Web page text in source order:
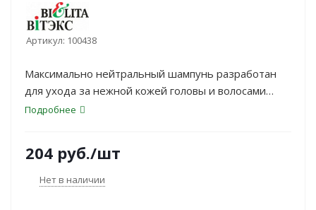
Артикул: 100438
Максимально нейтральный шампунь разработан
для ухода за нежной кожей головы и волосами
ребенка с первых дней жизни.
Подробнее
204 руб./шт
Нет в наличии